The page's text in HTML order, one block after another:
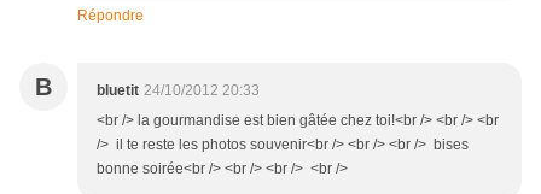
Répondre
B bluetit 24/10/2012 20:33
<br /> la gourmandise est bien gâtée chez toi!<br /> <br /> <br
/> il te reste les photos souvenir<br /> <br /> <br /> bises
bonne soirée<br /> <br /> <br /> <br />